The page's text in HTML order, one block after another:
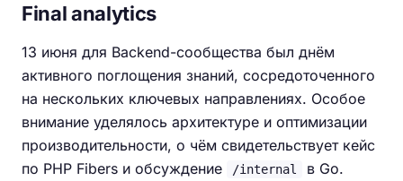
Final analytics
13 июня для Backend-сообщества был днём
активного поглощения знаний, сосредоточенного
на нескольких ключевых направлениях. Особое
внимание уделялось архитектуре и оптимизации
производительности, о чём свидетельствует кейс
по PHP Fibers и обсуждение
/internal
в Go.